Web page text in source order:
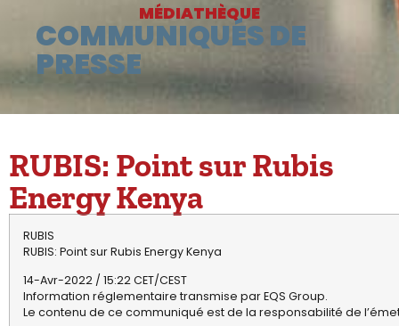
MÉDIATHÈQUE
COMMUNIQUÉS DE
PRESSE
RUBIS: Point sur Rubis
Energy Kenya
RUBIS
RUBIS: Point sur Rubis Energy Kenya
14-Avr-2022 / 15:22 CET/CEST
Information réglementaire transmise par EQS Group.
Le contenu de ce communiqué est de la responsabilité de